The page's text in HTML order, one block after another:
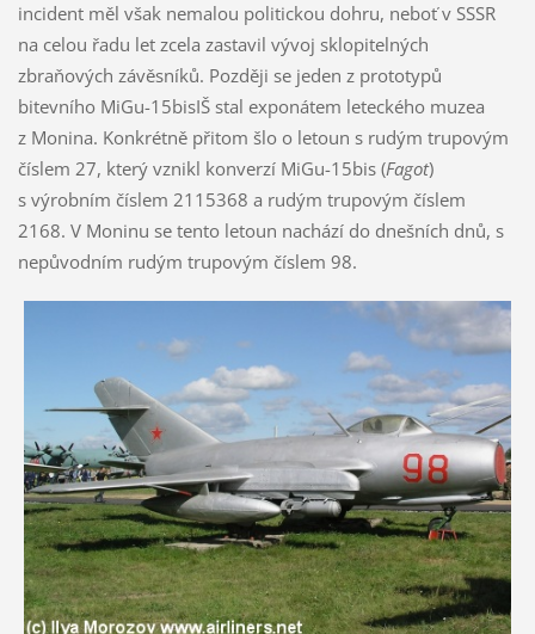
incident měl však nemalou politickou dohru, neboť v SSSR
na celou řadu let zcela zastavil vývoj sklopitelných
zbraňových závěsníků. Později se jeden z prototypů
bitevního MiGu-15bisIŠ stal exponátem leteckého muzea
z Monina. Konkrétně přitom šlo o letoun s rudým trupovým
číslem 27, který vznikl konverzí MiGu-15bis (Fagot)
s výrobním číslem 2115368 a rudým trupovým číslem
2168. V Moninu se tento letoun nachází do dnešních dnů, s
nepůvodním rudým trupovým číslem 98.